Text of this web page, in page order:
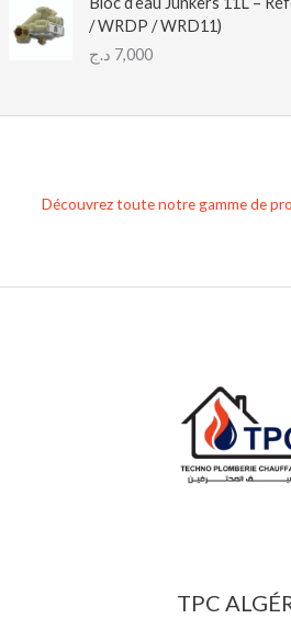
/ WRDP / WRD11)
7,000 د.ج
Découvrez toute notre gamme de
TPC